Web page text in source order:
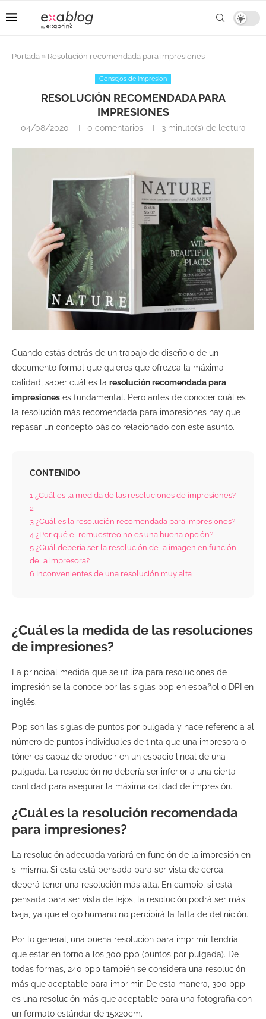
Portada » Resolución recomendada para impresiones
Consejos de impresión
RESOLUCIÓN RECOMENDADA PARA
IMPRESIONES
04/08/2020 0 comentarios 3 minuto(s) de lectura
Cuando estás detrás de un trabajo de diseño o de un
documento formal que quieres que ofrezca la máxima
calidad, saber cuál es la resolución recomendada para
impresiones es fundamental. Pero antes de conocer cuál es
la resolución más recomendada para impresiones hay que
repasar un concepto básico relacionado con este asunto.
CONTENIDO
1 ¿Cuál es la medida de las resoluciones de impresiones?
2
3 ¿Cuál es la resolución recomendada para impresiones?
4 ¿Por qué el remuestreo no es una buena opción?
5 ¿Cuál debería ser la resolución de la imagen en función
de la impresora?
6 Inconvenientes de una resolución muy alta
¿Cuál es la medida de las resoluciones
de impresiones?
La principal medida que se utiliza para resoluciones de
impresión se la conoce por las siglas ppp en español o DPI en
inglés.
Ppp son las siglas de puntos por pulgada y hace referencia al
número de puntos individuales de tinta que una impresora o
tóner es capaz de producir en un espacio lineal de una
pulgada. La resolución no debería ser inferior a una cierta
cantidad para asegurar la máxima calidad de impresión.
¿Cuál es la resolución recomendada
para impresiones?
La resolución adecuada variará en función de la impresión en
si misma. Si esta está pensada para ser vista de cerca,
deberá tener una resolución más alta. En cambio, si está
pensada para ser vista de lejos, la resolución podrá ser más
baja, ya que el ojo humano no percibirá la falta de definición.
Por lo general, una buena resolución para imprimir tendría
que estar en torno a los 300 ppp (puntos por pulgada). De
todas formas, 240 ppp también se considera una resolución
más que aceptable para imprimir. De esta manera, 300 ppp
es una resolución más que aceptable para una fotografía con
un formato estándar de 15x20cm.